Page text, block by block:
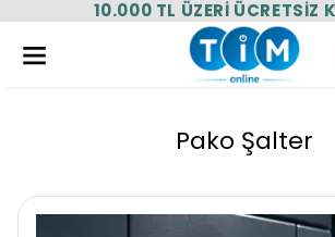
10.000 TL ÜZERİ ÜCRETSİZ
Pako Şalter